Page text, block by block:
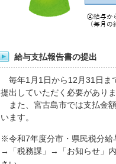
給与支払報告書の提出
毎年1月1日から12月31日ま
提出していただく必要があり
また、宮古島市では支払金
います。
※令和7年度分市・県民税分給
→「税務課」→「お知らせ」